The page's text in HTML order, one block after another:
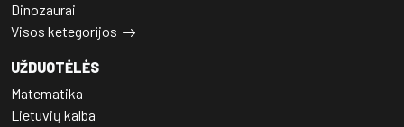
Dinozaurai
Visos ketegorijos
UŽDUOTĖLĖS
Matematika
Lietuvių kalba